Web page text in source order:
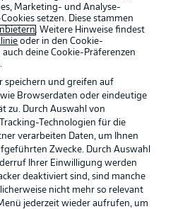
Voreinstellungen verwalten
Nutzungsbedingungen
Kontakt
Marketing- und Analyse-
setzen. Diese stammen
. Weitere Hinweise findest
oder in den Cookie-
deine Cookie-Präferenzen
speichern und greifen auf
Browserdaten oder eindeutige
zu. Durch Auswahl von
Technologien für die
verarbeiten Daten, um Ihnen
Zwecke. Durch Auswahl
Ihrer Einwilligung werden
deaktiviert sind, sind manche
nicht mehr so relevant
jederzeit wieder aufrufen, um